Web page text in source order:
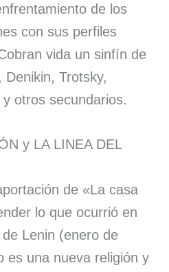
de los
con sus perfiles
vida un sinfín de
Denikin, Trotsky,
otros secundarios.
y LA LINEA DEL
de «La casa
lo que ocurrió en
Lenin (enero de
es una nueva religión y